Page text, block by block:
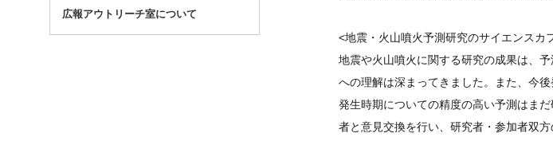
広報アウトリーチ室について
<地震・火山噴火予測研究のサイエンスカ
地震や火山噴火に関する研究の成果は、
への理解は深まってきました。また、今
発生時期についての精度の高い予測はま
者と意見交換を行い、研究者・参加者双